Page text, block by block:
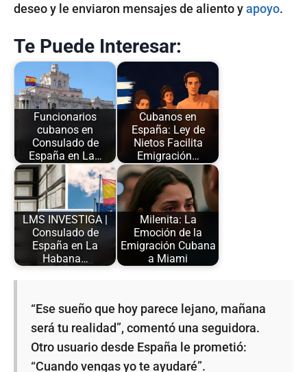
deseo y le enviaron mensajes de aliento yapoyo.
Te Puede Interesar:
Funcionarios
cubanos en
Consulado de
España en La…
Cubanos en
España: Ley de
Nietos Facilita
Emigración…
LMS INVESTIGA |
Consulado de
España en La
Habana…
Milenita: La
Emoción de la
Emigración Cubana
a Miami
“Ese sueño que hoy parece lejano, mañana
será tu realidad”, comentó una seguidora.
Otro usuario desde España le prometió:
“Cuando vengas yo te ayudaré”.